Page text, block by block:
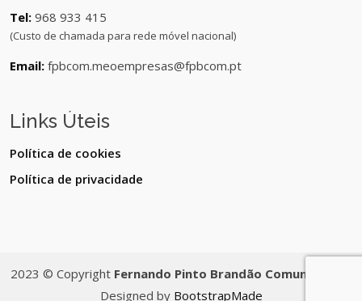
Tel: 968 933 415
(Custo de chamada para rede móvel nacional)
Email: fpbcom.meoempresas@fpbcom.pt
Links Úteis
Política de cookies
Política de privacidade
2023 © Copyright Fernando Pinto Brandão Comunicações
Designed by BootstrapMade